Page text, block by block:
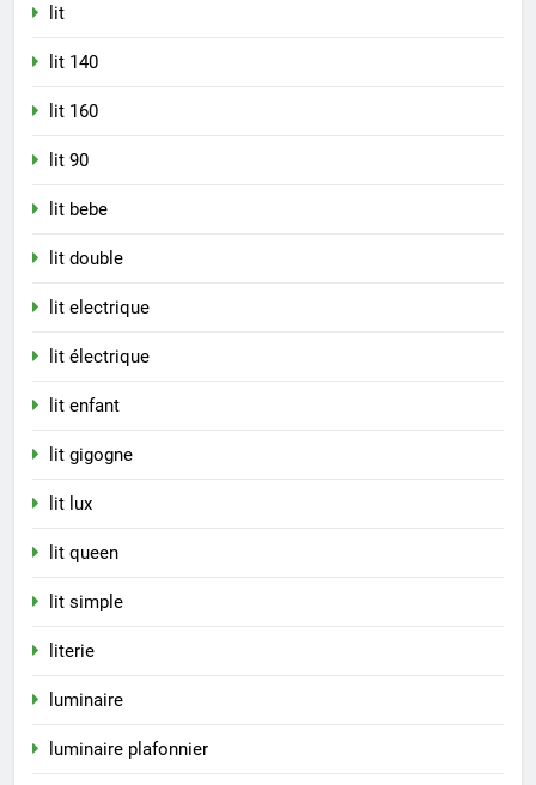
lit
lit 140
lit 160
lit 90
lit bebe
lit double
lit electrique
lit électrique
lit enfant
lit gigogne
lit lux
lit queen
lit simple
literie
luminaire
luminaire plafonnier